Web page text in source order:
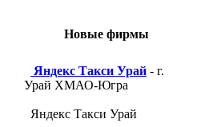
Новые фирмы
Яндекс Такси Урай - г.
Урай ХМАО-Югра
Яндекс Такси Урай